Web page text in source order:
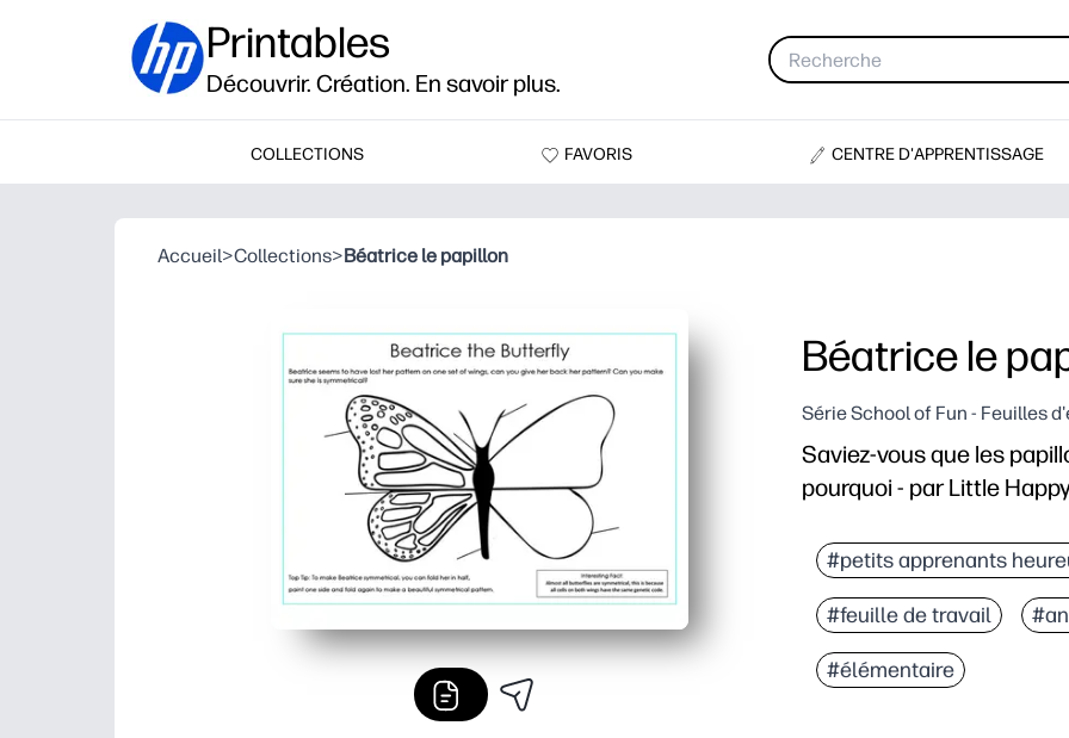
Printables
Découvrir. Création. En savoir plus.
COLLECTIONS FAVORIS CENTRE D'APPRENTISSAGE
Accueil>Collections>Béatrice le papillon
Béatrice le
Série School of Fun - Feuilles
Saviez-vous que les
pourquoi - par Little
Exemple d'activité à
Les étapes pratiques
Développe la motricité
Aucune préparation
#petits apprenants
#feuille de travail
#élémentaire